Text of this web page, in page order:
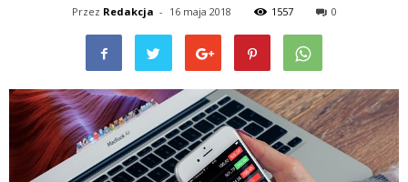
Przez Redakcja - 16 maja 2018 1557 0